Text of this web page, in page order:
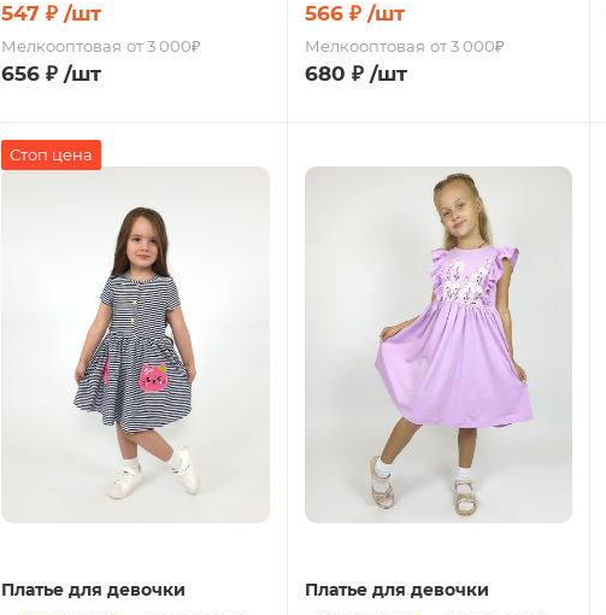
547 ₽ /шт
Мелкооптовая от 3 000₽
656 ₽ /шт
566₽ /шт
Мелкооптовая от 3 000₽
680 ₽ /шт
Стоп цена
Платье для девочки Платье для девочки